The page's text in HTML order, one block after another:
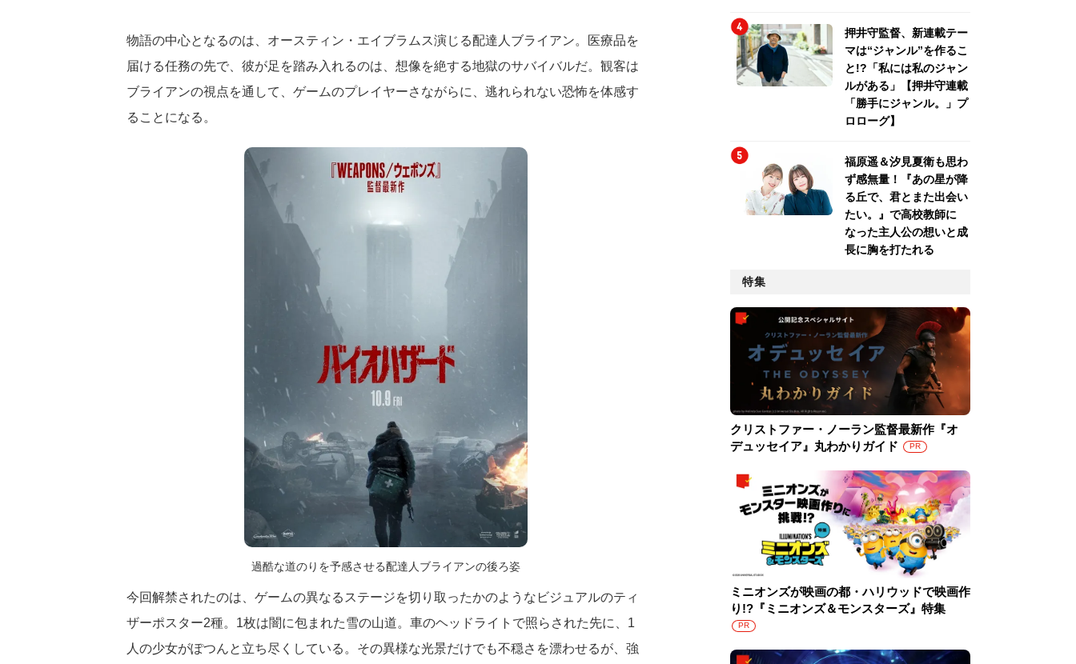
物語の中心となるのは、オースティン・エイブラムス演じる配達人ブライアン。医療品を
届ける任務の先で、彼が足を踏み入れるのは、想像を絶する地獄のサバイバルだ。観客は
ブライアンの視点を通して、ゲームのプレイヤーさながらに、逃れられない恐怖を体感す
ることになる。
過酷な道のりを予感させる配達人ブライアンの後ろ姿
今回解禁されたのは、ゲームの異なるステージを切り取ったかのようなビジュアルのティ
ザーポスター2種。1枚は闇に包まれた雪の山道。車のヘッドライトで照らされた先に、1
人の少女がぽつんと立ち尽くしている。その異様な光景だけでも不穏さを漂わせるが、強
押井守監督、新連載テー
マは“ジャンル”を作るこ
と!?「私には私のジャン
ルがある」【押井守連載
「勝手にジャンル。」プ
ロローグ】
福原遥＆汐見夏衛も思わ
ず感無量！『あの星が降
る丘で、君とまた出会い
たい。』で高校教師に
なった主人公の想いと成
長に胸を打たれる
特集
クリストファー・ノーラン監督最新作『オ
デュッセイア』丸わかりガイド
PR
ミニオンズが映画の都・ハリウッドで映画作
り!?『ミニオンズ＆モンスターズ』特集
PR